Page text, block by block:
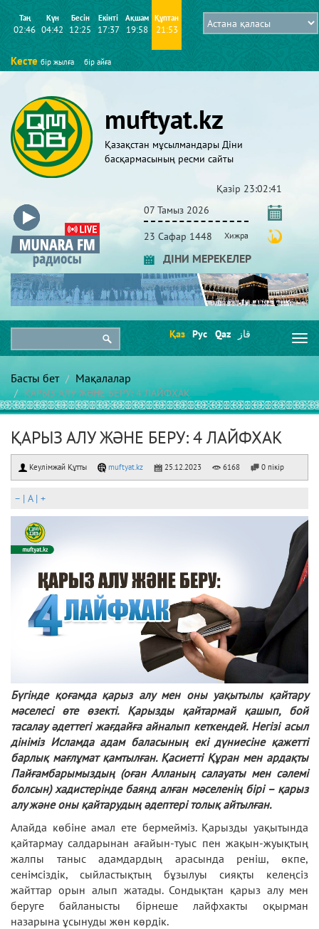
Таң
02:46
Күн
04:42
Бесін
12:25
Екінті
17:37
Ақшам
19:58
Құптан
21:53
Кесте бір жылға бір айға
muftyat.kz
Қазақстан мұсылмандары Діни
басқармасының ресми сайты
Қазір 23:02:42
07 Тамыз 2026
23 Сафар 1448 Хижра
ДІНИ МЕРЕКЕЛЕР
Қаз Рус Qaz قاز
Басты бет Мақалалар
ҚАРЫЗ АЛУ ЖӘНЕ БЕРУ: 4 ЛАЙФХАК
ҚАРЫЗ АЛУ ЖӘНЕ БЕРУ: 4 ЛАЙФХАК
Кеулімжай Құтты muftyat.kz 25.12.2023 6168 0 пікір
– | A| +
Бүгінде қоғамда қарыз алу мен оны уақытылы қайтару
мәселесі өте өзекті. Қарызды қайтармай қашып, бой
тасалау әдеттегі жағдайға айналып кеткендей. Негізі асыл
дініміз Исламда адам баласының екі дүниесіне қажетті
барлық мағлұмат қамтылған. Қасиетті Құран мен ардақты
Пайғамбарымыздың (оған Алланың салауаты мен сәлемі
болсын) хадистерінде баянд алған мәселенің бірі – қарыз
алу және оны қайтарудың әдептері толық айтылған.
Алайда көбіне амал ете бермейміз. Қарызды уақытында
қайтармау салдарынан ағайын-туыс пен жақын-жуықтың
жалпы таныс адамдардың арасында реніш, өкпе,
сенімсіздік, сыйластықтың бұзылуы сияқты келеңсіз
жайттар орын алып жатады. Сондықтан қарыз алу мен
беруге байланысты бірнеше лайфхакты оқырман
назарына ұсынуды жөн көрдік.